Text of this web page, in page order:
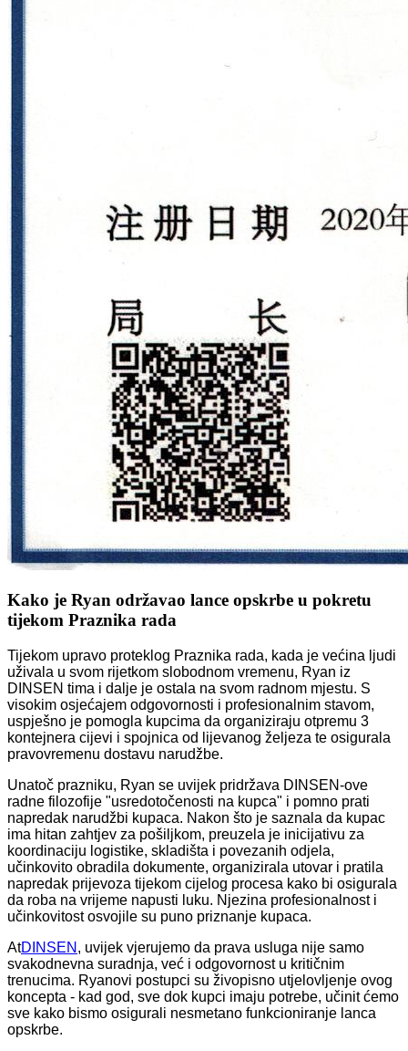
Kako je Ryan održavao lance opskrbe u pokretu
tijekom Praznika rada
Tijekom upravo proteklog Praznika rada, kada je većina ljudi
uživala u svom rijetkom slobodnom vremenu, Ryan iz
DINSEN tima i dalje je ostala na svom radnom mjestu. S
visokim osjećajem odgovornosti i profesionalnim stavom,
uspješno je pomogla kupcima da organiziraju otpremu 3
kontejnera cijevi i spojnica od lijevanog željeza te osigurala
pravovremenu dostavu narudžbe.
Unatoč prazniku, Ryan se uvijek pridržava DINSEN-ove
radne filozofije "usredotočenosti na kupca" i pomno prati
napredak narudžbi kupaca. Nakon što je saznala da kupac
ima hitan zahtjev za pošiljkom, preuzela je inicijativu za
koordinaciju logistike, skladišta i povezanih odjela,
učinkovito obradila dokumente, organizirala utovar i pratila
napredak prijevoza tijekom cijelog procesa kako bi osigurala
da roba na vrijeme napusti luku. Njezina profesionalnost i
učinkovitost osvojile su puno priznanje kupaca.
AtDINSEN , uvijek vjerujemo da prava usluga nije samo
svakodnevna suradnja, već i odgovornost u kritičnim
trenucima. Ryanovi postupci su živopisno utjelovljenje ovog
koncepta - kad god, sve dok kupci imaju potrebe, učinit ćemo
sve kako bismo osigurali nesmetano funkcioniranje lanca
opskrbe.